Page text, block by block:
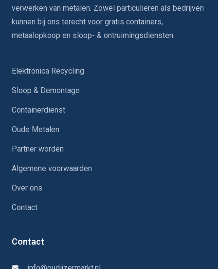
verwerken van metalen. Zowel particulieren als bedrijven
kunnen bij ons terecht voor gratis containers,
metaalopkoop en sloop- & ontruimingsdiensten.
Elektronica Recycling
Sloop & Demontage
Containerdienst
Oude Metalen
Partner worden
Algemene voorwaarden
Over ons
Contact
Contact